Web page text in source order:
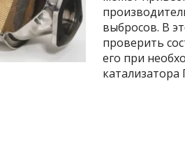
выбросов. В
проверить
его при